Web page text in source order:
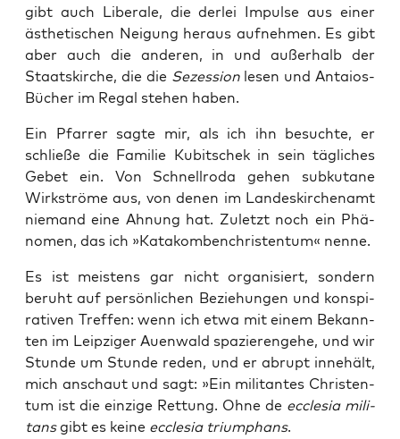
gibt auch Libe­ra­le, die der­lei Impul­se aus einer
ästhe­ti­schen Nei­gung her­aus auf­neh­men. Es gibt
aber auch die ande­ren, in und außer­halb der
Staats­kir­che, die die Sezes­si­on lesen und Antai­os-
Bücher im Regal ste­hen haben.
Ein Pfar­rer sag­te mir, als ich ihn besuch­te, er
schlie­ße die Fami­lie Kubit­schek in sein täg­li­ches
Gebet ein. Von Schnell­ro­da gehen sub­ku­ta­ne
Wirk­strö­me aus, von denen im Lan­des­kir­chen­amt
nie­mand eine Ahnung hat. Zuletzt noch ein Phä­
no­men, das ich »Kata­kom­ben­chris­ten­tum« nenne.
Es ist meis­tens gar nicht orga­ni­siert, son­dern
beruht auf per­sön­li­chen Bezie­hun­gen und kon­spi­
ra­ti­ven Tref­fen: wenn ich etwa mit einem Bekann­
ten im Leip­zi­ger Auen­wald spa­zie­ren­ge­he, und wir
Stun­de um Stun­de reden, und er abrupt inne­hält,
mich anschaut und sagt: »Ein mili­tan­tes Chris­ten­
tum ist die ein­zi­ge Ret­tung. Ohne de eccle­sia mili­
tansgibt es kei­ne eccle­sia tri­um­phans.